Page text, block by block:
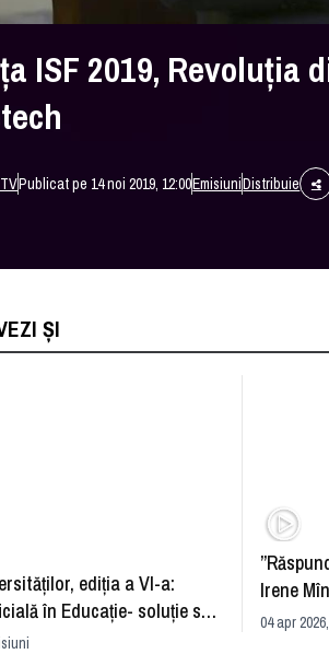
ISF 2019, Revoluția
Publicat pe 14 noi 2019, 12:00EmisiuniDistribuie
ȘI
ediția a VI-a:
în Educație- soluție sau
Irene
04 apr